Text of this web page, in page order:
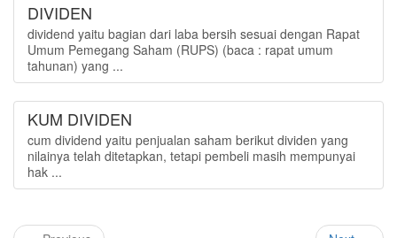
DIVIDEN
dividend yaitu bagian dari laba bersih sesuai dengan Rapat
Umum Pemegang Saham (RUPS) (baca : rapat umum
tahunan) yang ...
KUM DIVIDEN
cum dividend yaitu penjualan saham berikut dividen yang
nilainya telah ditetapkan, tetapi pembeli masih mempunyai
hak ...